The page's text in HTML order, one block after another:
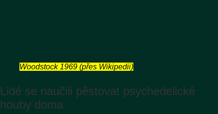
Woodstock 1969 (přes Wikipedii)
Lidé se naučili pěstovat psychedelické
houby doma